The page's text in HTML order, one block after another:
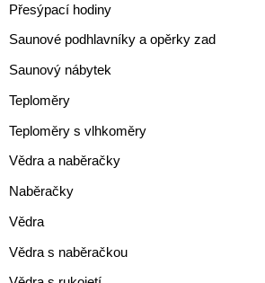
Přesýpací hodiny
Saunové podhlavníky a opěrky zad
Saunový nábytek
Teploměry
Teploměry s vlhkoměry
Vědra a naběračky
Naběračky
Vědra
Vědra s naběračkou